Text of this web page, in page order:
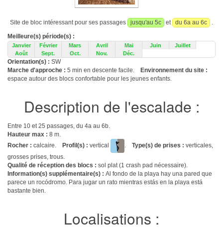
Site de bloc intéressant pour ses passages jusqu'au 5c et du 6a au 6c
.
Meilleure(s) période(s) :
Janvier Février Mars Avril Mai Juin
Juillet
Août
Sept. Oct. Nov. Déc.
Orientation(s) : SW
Marche d'approche : 5 min en descente facile.
Environnement du site :
espace autour des blocs confortable pour les jeunes enfants.
Description de l'escalade :
Entre 10 et 25 passages, du 4a au 6b.
Hauteur max : 8 m.
Rocher : calcaire. Profil(s) : vertical . Type(s) de prises : verticales,
grosses prises, trous.
Qualité de réception des blocs : sol plat (1 crash pad nécessaire).
Information(s) supplémentaire(s) : Al fondo de la playa hay una pared que
parece un rocódromo. Para jugar un rato mientras estás en la playa está
bastante bien.
Localisations :